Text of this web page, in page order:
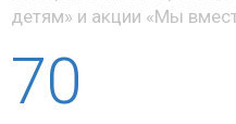
детям» и акции «Мы
70